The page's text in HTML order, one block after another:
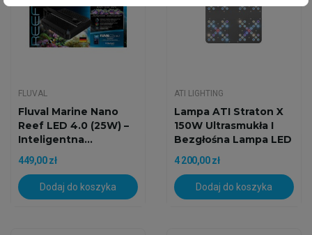
FLUVAL
Fluval Marine Nano
Reef LED 4.0 (25W) –
Inteligentna...
449,00 zł
Dodaj do koszyka
ATI LIGHTING
Lampa ATI Straton X
150W Ultrasmukła I
Bezgłośna Lampa LED
4 200,00 zł
Dodaj do koszyka